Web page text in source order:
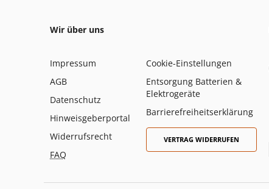
Wir über uns
Impressum
AGB
Datenschutz
Hinweisgeberportal
Widerrufsrecht
FAQ
Cookie-Einstellungen
Entsorgung Batterien &
Elektrogeräte
Barrierefreiheitserklärung
VERTRAG WIDERRUFEN